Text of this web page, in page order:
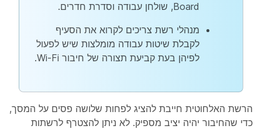
Board, שולחן עבודה וסדרת חדרים.
מנהלי רשת צריכים לקרוא את הסעיף
לקבלת שיטות עבודה מומלצות שיש לפעול
לפיהן בעת קביעת תצורה של חיבור Wi-Fi.
הרשת האלחוטית חייבת להציג לפחות שלושה פסים על המסך,
כדי שהחיבור יהיה יציב מספיק. לא ניתן להצטרף לרשתות